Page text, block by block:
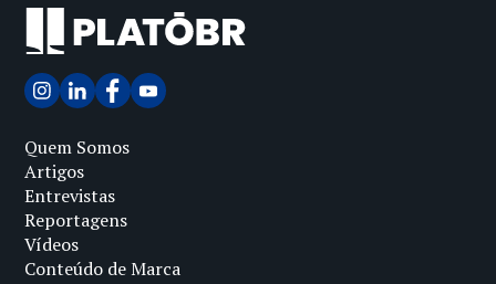
Quem Somos
Artigos
Entrevistas
Reportagens
Vídeos
Conteúdo de Marca